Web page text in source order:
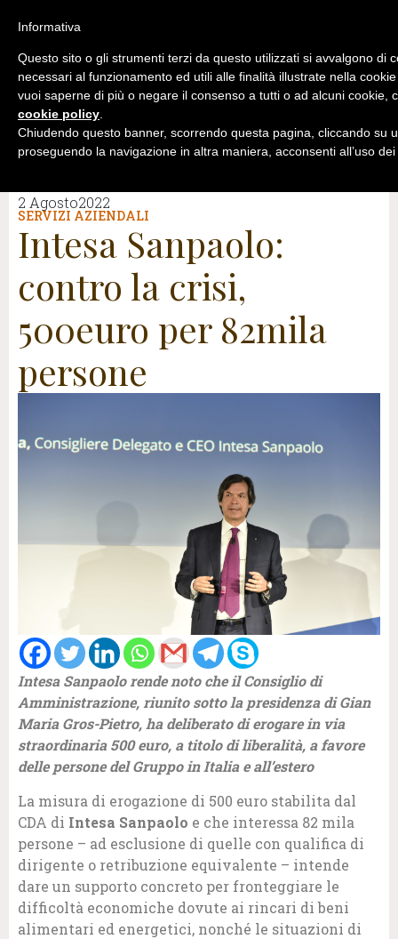
2 Agosto2022
SERVIZI AZIENDALI
Intesa Sanpaolo:
contro la crisi,
500euro per 82mila
persone
Intesa Sanpaolo rende noto che il Consiglio di
Amministrazione, riunito sotto la presidenza di Gian
Maria Gros-Pietro, ha deliberato di erogare in via
straordinaria 500 euro, a titolo di liberalità, a favore
delle persone del Gruppo in Italia e all’estero
La misura di erogazione di 500 euro stabilita dal
CDA di Intesa Sanpaolo e che interessa 82 mila
persone – ad esclusione di quelle con qualifica di
dirigente o retribuzione equivalente – intende
dare un supporto concreto per fronteggiare le
difficoltà economiche dovute ai rincari di beni
alimentari ed energetici, nonché le situazioni di
Informativa
Questo sito o gli strumenti terzi da questo utilizzati si avvalgono di
necessari al funzionamento ed utili alle finalità illustrate nella
vuoi saperne di più o negare il consenso a tutti o ad alcuni cookie,
cookie policy.
Chiudendo questo banner, scorrendo questa pagina, cliccando su
proseguendo la navigazione in altra maniera, acconsenti all’uso